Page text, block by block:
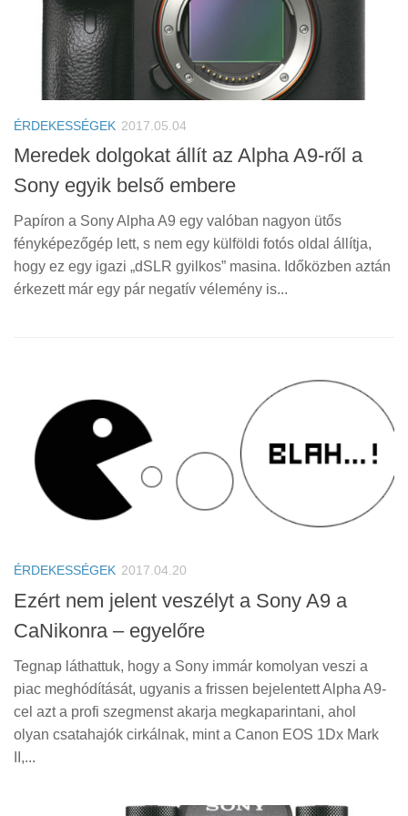
ÉRDEKESSÉGEK 2017.05.04
Meredek dolgokat állít az Alpha A9-ről a
Sony egyik belső embere
Papíron a Sony Alpha A9 egy valóban nagyon ütős
fényképezőgép lett, s nem egy külföldi fotós oldal állítja,
hogy ez egy igazi „dSLR gyilkos” masina. Időközben aztán
érkezett már egy pár negatív vélemény is...
ÉRDEKESSÉGEK 2017.04.20
Ezért nem jelent veszélyt a Sony A9 a
CaNikonra – egyelőre
Tegnap láthattuk, hogy a Sony immár komolyan veszi a
piac meghódítását, ugyanis a frissen bejelentett Alpha A9-
cel azt a profi szegmenst akarja megkaparintani, ahol
olyan csatahajók cirkálnak, mint a Canon EOS 1Dx Mark
II,...